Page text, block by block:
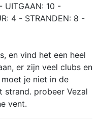
UITGAAN: 10 -
4 - STRANDEN: 8 -
en vind het een heel
er zijn veel clubs en
je niet in de
strand. probeer Vezal
vent.